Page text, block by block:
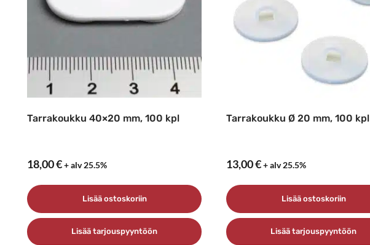
Tarrakoukku 40×20 mm, 100 kpl
18,00€+ alv 25.5%
Lisää ostoskoriin
Lisää tarjouspyyntöön
Tarrakoukku Ø 20 mm, 100 kpl
13,00€+ alv 25.5%
Lisää ostoskoriin
Lisää tarjouspyyntöön